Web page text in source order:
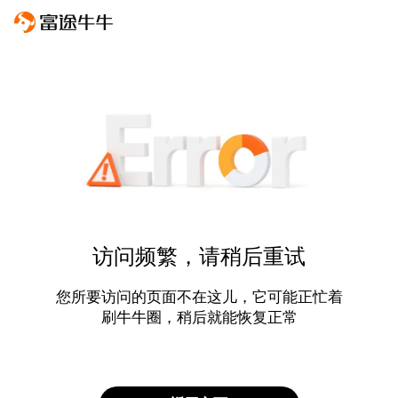
访问频繁，请稍后重试
您所要访问的页面不在这儿，它可能正忙着
刷牛牛圈，稍后就能恢复正常